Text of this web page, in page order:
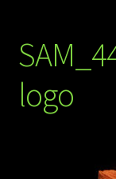
Carrinho
Finalizar compra
logo